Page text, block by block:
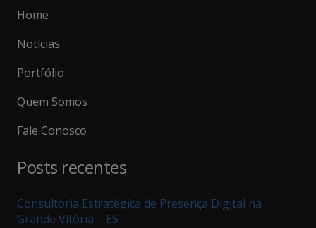
Home
Notícias
Portfólio
Quem Somos
Fale Conosco
Posts recentes
Consultoria Estratégica de Presença Digital na
Grande Vitória – ES